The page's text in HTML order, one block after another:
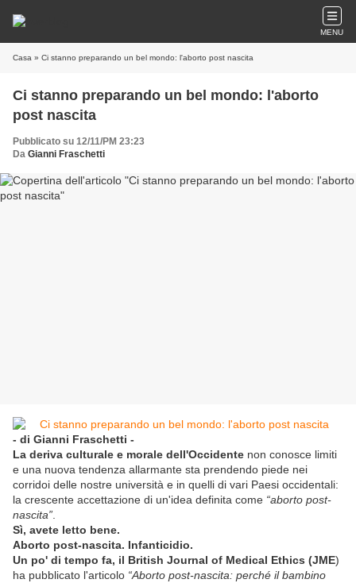
MENU
Casa » Ci stanno preparando un bel mondo: l'aborto post nascita
Ci stanno preparando un bel mondo: l'aborto
post nascita
Pubblicato su 12/11/PM 23:23
Da Gianni Fraschetti
- di Gianni Fraschetti -
La deriva culturale e morale dell'Occidente non conosce limiti
e una nuova tendenza allarmante sta prendendo piede nei
corridoi delle nostre università e in quelli di vari Paesi occidentali:
la crescente accettazione di un'idea definita come “aborto post-
nascita”
Sì, avete letto bene.
Aborto post-nascita. Infanticidio.
Un po' di tempo fa, il British Journal of Medical Ethics (JME)
ha pubblicato l'articolo “Aborto post-nascita: perché il bambino